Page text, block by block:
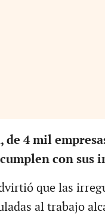
4 mil
con sus
que las
al trabajo